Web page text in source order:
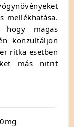
mellékhatása.
hogy magas
konzultáljon
ritka esetben
más nitrit